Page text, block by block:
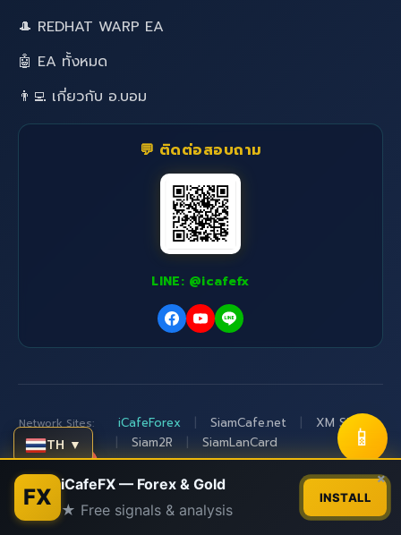
🎩 REDHAT WARP EA
🤖 EA ทั้งหมด
👨‍💻 เกี่ยวกับ อ.บอม
💬 ติดต่อสอบถาม
LINE: @icafefx
Network Sites: iCafeForex SiamCafe.net
XM Signal
|
Siam2R | SiamLanCard
© 2015-2026iCafeFX.com|
SiamCafe.net
Since 1997
TH ▼ 📱
FX iCafeFX — Forex & Gold
★ Free signals & analysis
INSTALL
×
Contact us
Open